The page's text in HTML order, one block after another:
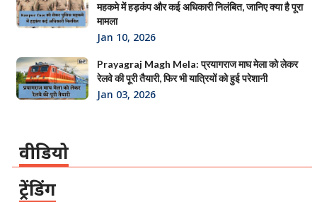
महकमे में हड़कंप और कई अधिकारी निलंबित, जानिए क्या है पूरा
मामला
Jan 10, 2026
Prayagraj Magh Mela: प्रयागराज माघ मेला को लेकर
रेलवे की पूरी तैयारी, फिर भी यात्रियों को हुई परेशानी
Jan 03, 2026
वीडियो
ट्रेंडिंग